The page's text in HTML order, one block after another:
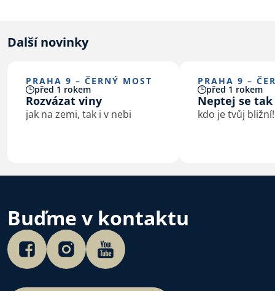
Další novinky
PRAHA 9 – ČERNÝ MOST
před 1 rokem
Rozvázat viny
jak na zemi, tak i v nebi
PRAHA 9 –
před 1 rokem
Neptej se
kdo je tvůj bližní!
Buďme v kontaktu